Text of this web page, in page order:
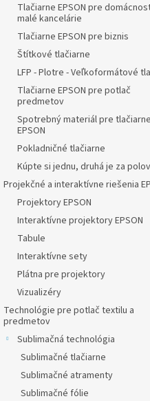
Tlačiarne EPSON pre
malé kancelárie
Tlačiarne EPSON pre biznis
Štítkové tlačiarne
LFP - Plotre - Veľkoformátové
Tlačiarne EPSON pre potlač
predmetov
Spotrebný materiál pre tlačiarne
EPSON
Pokladničné tlačiarne
Kúpte si jednu, druhá je za
Projekčné a interaktívne riešenia
Projektory EPSON
Interaktívne projektory EPSON
Tabule
Interaktívne sety
Plátna pre projektory
Vizualizéry
Technológie pre potlač textilu a
predmetov
Sublimačná technológia
Sublimačné tlačiarne
Sublimačné atramenty
Sublimačné fólie